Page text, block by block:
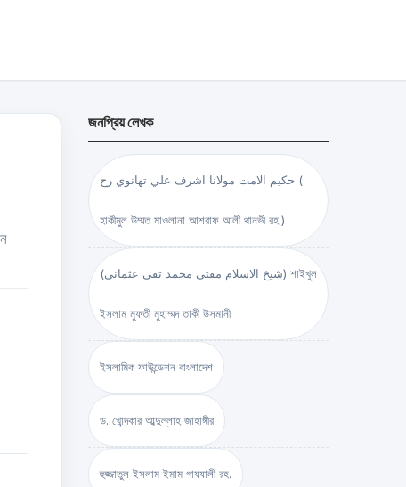
জনপ্রিয় লেখক
حكيم الامت مولانا اشرف علي تهانوي رح (
হাকীমুল উম্মত মাওলানা আশরাফ আলী থানভী রহ.)
(شيخ الاسلام مفتي محمد تقي عثماني) শাইখুল
ইসলাম মুফতী মুহাম্মদ তাকী উসমানী
ইসলামিক ফাউন্ডেশন বাংলাদেশ
ড. খোন্দকার আব্দুল্লাহ জাহাঙ্গীর
হুজ্জাতুল ইসলাম ইমাম গাযযালী রহ.